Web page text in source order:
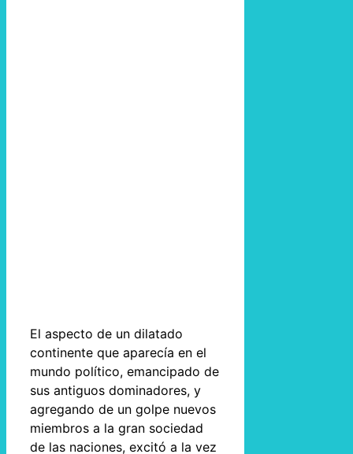
El aspecto de un dilatado
continente que aparecía en el
mundo político, emancipado de
sus antiguos dominadores, y
agregando de un golpe nuevos
miembros a la gran sociedad
de las naciones, excitó a la vez